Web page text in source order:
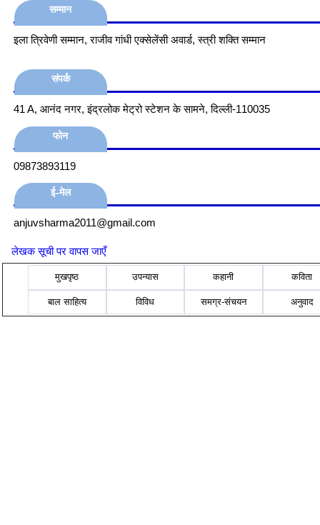
सम्मान
इला त्रिवेणी सम्मान, राजीव गांधी एक्सेलेंसी अवार्ड, स्त्री शक्ति सम्मान
संपर्क
41 A, आनंद नगर, इंद्रलोक मेट्रो स्टेशन के सामने, दिल्ली-110035
फोन
09873893119
ई-मेल
anjuvsharma2011@gmail.com
लेखक सूची पर वापस जाएँ
मुखपृष्ठ उपन्यास कहानी कविता
बाल साहित्य विविध समग्र-संचयन अनुवाद